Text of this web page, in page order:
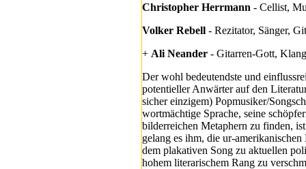
Christopher Herrmann - Cellist,
Volker Rebell - Rezitator, Sänger,
+ Ali Neander - Gitarren-Gott,
Der wohl bedeutendste und
potentieller Anwärter auf den
sicher einzigem) Popmusiker/
wortmächtige Sprache, seine
bilderreichen Metaphern zu finden,
gelang es ihm, die ur-
dem plakativen Song zu aktuellen
hohem literarischem Rang zu